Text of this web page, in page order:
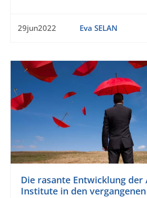
29jun2022 Eva SELAN
Die rasante Entwicklung der
Institute in den vergangenen